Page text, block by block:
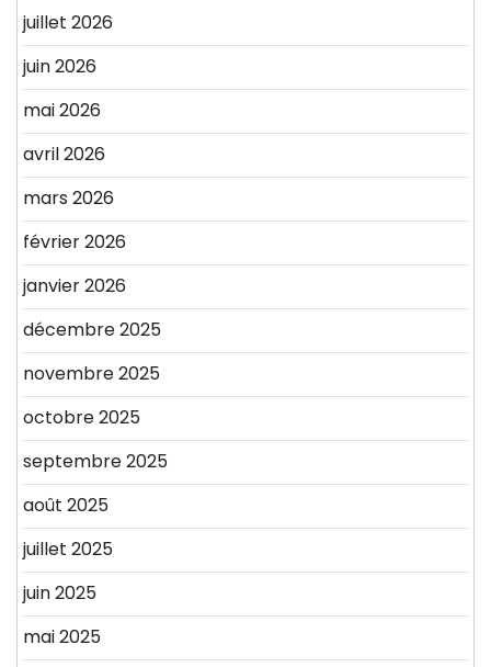
juillet 2026
juin 2026
mai 2026
avril 2026
mars 2026
février 2026
janvier 2026
décembre 2025
novembre 2025
octobre 2025
septembre 2025
août 2025
juillet 2025
juin 2025
mai 2025